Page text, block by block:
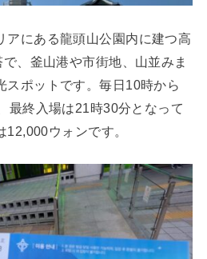
アにある龍頭山公園内に建つ高
、釜山港や市街地、山並みま
スポットです。毎日10時から
最終入場は21時30分となって
ウォンです。